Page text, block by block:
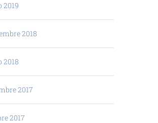
2019
2018
2018
2017
2017